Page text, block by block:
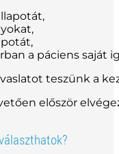
a páciens saját
teszünk a
először